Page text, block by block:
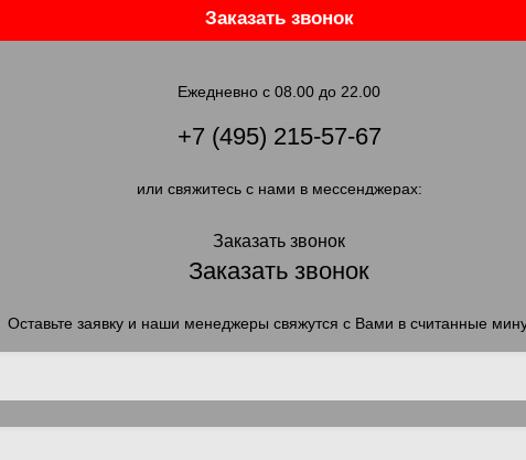
Заказать звонок
Ежедневно с 08.00 до 22.00
+7 (495) 215-57-67
или свяжитесь с нами в мессенджерах:
Заказать звонок
Заказать звонок
Оставьте заявку и наши менеджеры свяжутся с Вами в считанные